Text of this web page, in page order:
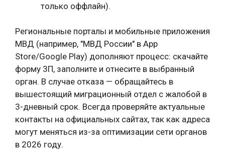
только оффлайн).
Региональные порталы и мобильные приложения
МВД (например, "МВД России" в App
Store/Google Play) дополняют процесс: скачайте
форму 3П, заполните и отнесите в выбранный
орган. В случае отказа — обращайтесь в
вышестоящий миграционный отдел с жалобой в
3-дневный срок. Всегда проверяйте актуальные
контакты на официальных сайтах, так как адреса
могут меняться из-за оптимизации сети органов
в 2026 году.